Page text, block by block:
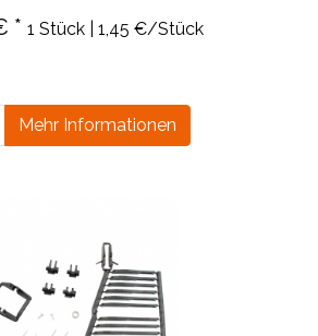
* 1 Stück | 1,45 €/Stück
Mehr Informationen